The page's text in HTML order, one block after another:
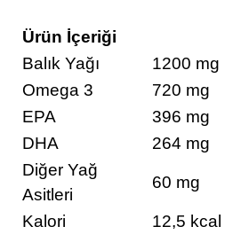
Ürün İçeriği
Balık Yağı
1200 mg
Omega 3
720 mg
EPA
396 mg
DHA
264 mg
Diğer Yağ
Asitleri
60 mg
Kalori 12,5 kcal